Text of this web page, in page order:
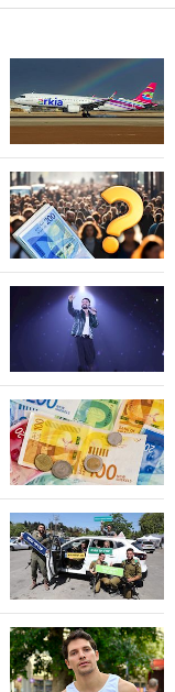
דיגיטל
וטק
שיווק
ופרסום
משפט
מדדים
ומחקרים
דעות
רכילות
עסקית
קריפטו
ויראלי
טלוויזיה
עסקי